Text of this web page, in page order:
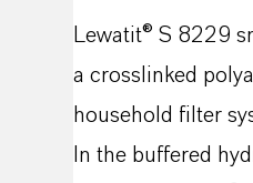
Lewatit® S 8229
a crosslinked
household filter
In the buffered